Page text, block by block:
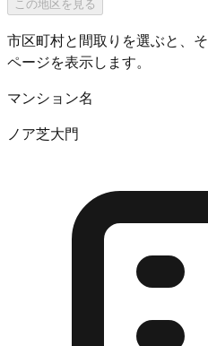
この地区を見る
市区町村と間取りを選ぶと、
ページを表示します。
マンション名
ノア芝大門